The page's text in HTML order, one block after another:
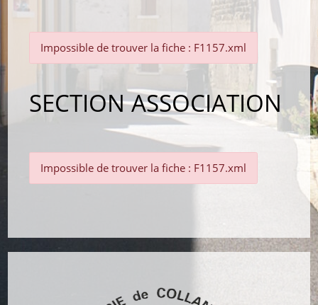
Impossible de trouver la fiche : F1157.xml
SECTION ASSOCIATION
Impossible de trouver la fiche : F1157.xml